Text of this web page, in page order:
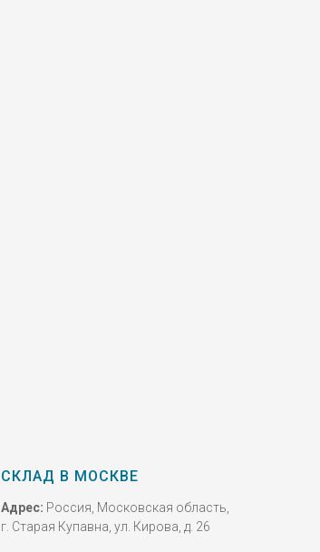
СКЛАД В МОСКВЕ
Адрес: Россия, Московская область,
г. Старая Купавна, ул. Кирова, д. 26